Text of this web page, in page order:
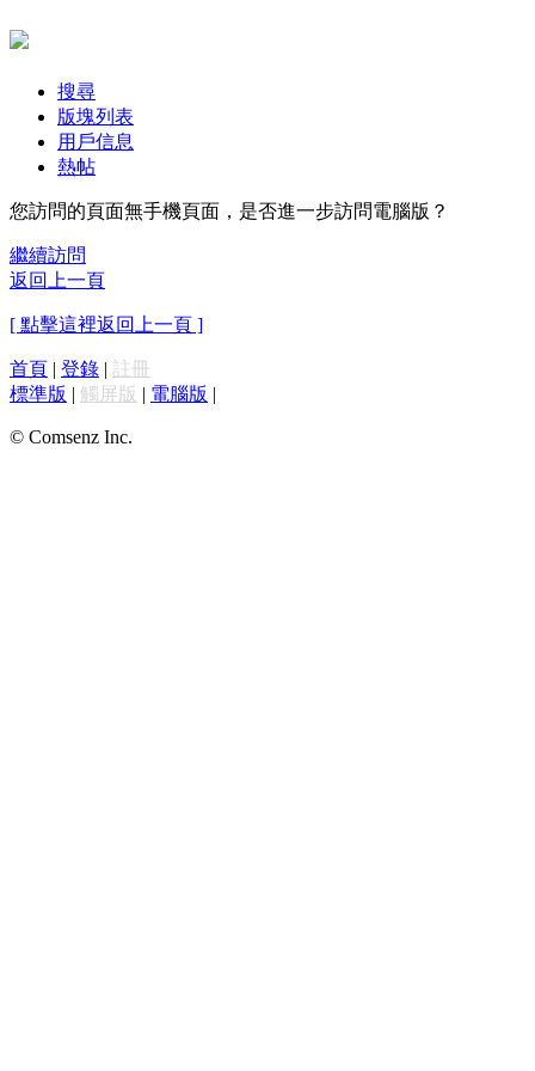
搜尋
版塊列表
用戶信息
熱帖
您訪問的頁面無手機頁面，是否進一步訪問電腦版？
繼續訪問
返回上一頁
[ 點擊這裡返回上一頁 ]
首頁 | 登錄 | 註冊
標準版 | 觸屏版 | 電腦版 |
© Comsenz Inc.